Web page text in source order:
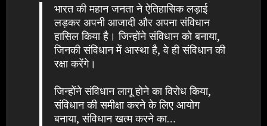
भारत की महान जनता ने ऐतिहासिक लड़ाई
लड़कर अपनी आजादी और अपना संविधान
हासिल किया है। जिन्होंने संविधान को बनाया,
जिनकी संविधान में आस्था है, वे ही संविधान की
रक्षा करेंगे।
जिन्होंने संविधान लागू होने का विरोध किया,
संविधान की समीक्षा करने के लिए आयोग
बनाया, संविधान खत्म करने का…